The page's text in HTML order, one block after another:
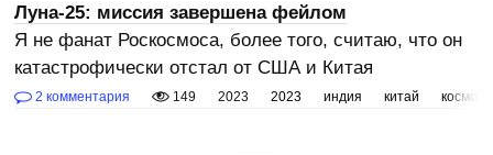
Луна-25: миссия завершена фейлом
Я не фанат Роскосмоса, более того, считаю, что он
катастрофически отстал от США и Китая
2 комментария 149 2023 2023 индия китай космос